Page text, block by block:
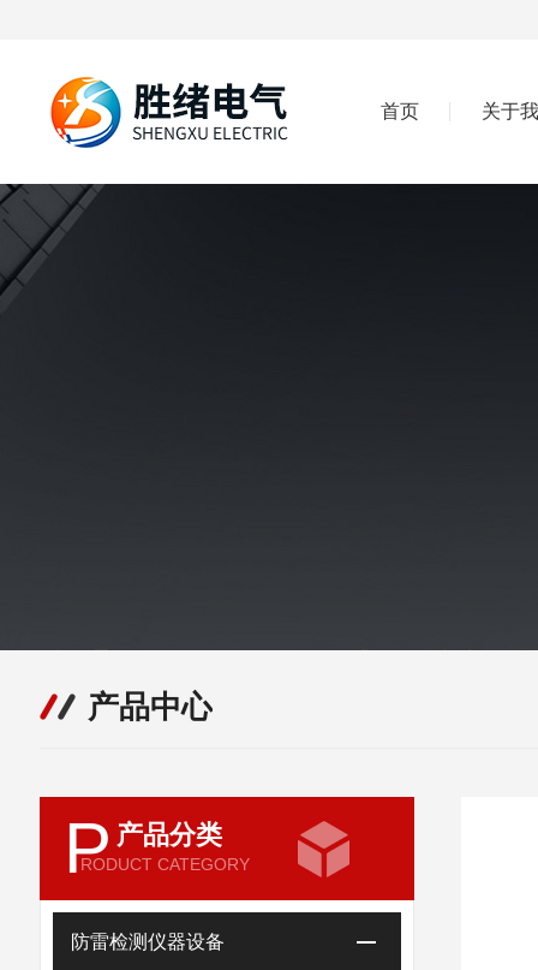
首页 关于
产品中心
P 产品分类
RODUCT CATEGORY
防雷检测仪器设备